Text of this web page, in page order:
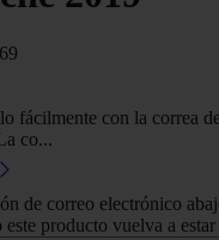
fácilmente con la correa
co...
de correo electrónico
producto vuelva a